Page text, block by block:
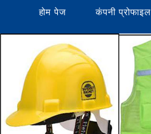
होम पेज कंपनी प्रोफाइल